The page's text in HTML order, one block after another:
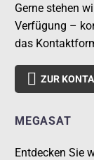
Gerne stehen
Verfügung –
das
 ZUR
MEGASAT
Entdecken Sie